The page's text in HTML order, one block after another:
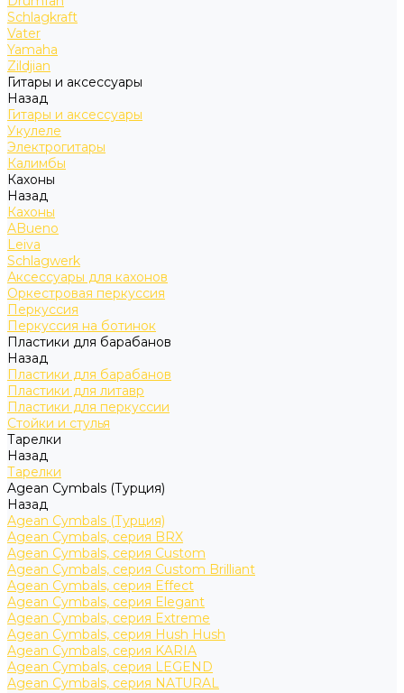
Schlagkraft
Vater
Yamaha
Zildjian
Гитары и аксессуары
Назад
Гитары и аксессуары
Укулеле
Электрогитары
Калимбы
Кахоны
Назад
Кахоны
ABueno
Leiva
Schlagwerk
Аксессуары для кахонов
Оркестровая перкуссия
Перкуссия
Перкуссия на ботинок
Пластики для барабанов
Назад
Пластики для барабанов
Пластики для литавр
Пластики для перкуссии
Стойки и стулья
Тарелки
Назад
Тарелки
Agean Cymbals (Турция)
Назад
Agean Cymbals (Турция)
Agean Cymbals, серия BRX
Agean Cymbals, серия Custom
Agean Cymbals, серия Custom Brilliant
Agean Cymbals, серия Effect
Agean Cymbals, серия Elegant
Agean Cymbals, серия Extreme
Agean Cymbals, серия Hush Hush
Agean Cymbals, серия KARIA
Agean Cymbals, серия LEGEND
Agean Cymbals, серия NATURAL